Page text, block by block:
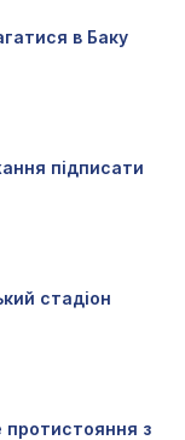
в Баку
підписати
стадіон
протистояння з